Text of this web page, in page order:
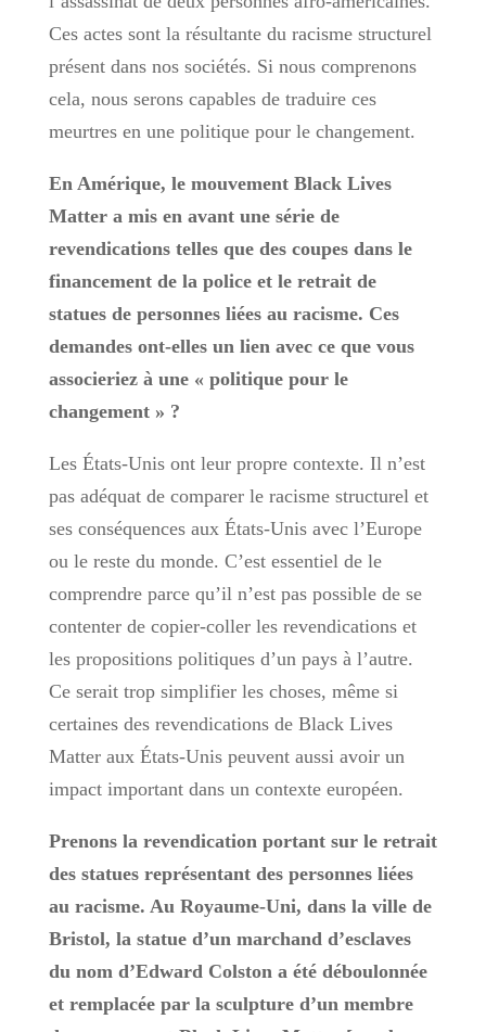
Ces actes sont la résultante du racisme structurel
présent dans nos sociétés. Si nous comprenons
cela, nous serons capables de traduire ces
meurtres en une politique pour le changement.
En Amérique, le mouvement Black Lives
Matter a mis en avant une série de
revendications telles que des coupes dans le
financement de la police et le retrait de
statues de personnes liées au racisme. Ces
demandes ont-elles un lien avec ce que vous
associeriez à une « politique pour le
changement » ?
Les États-Unis ont leur propre contexte. Il n’est
pas adéquat de comparer le racisme structurel et
ses conséquences aux États-Unis avec l’Europe
ou le reste du monde. C’est essentiel de le
comprendre parce qu’il n’est pas possible de se
contenter de copier-coller les revendications et
les propositions politiques d’un pays à l’autre.
Ce serait trop simplifier les choses, même si
certaines des revendications de Black Lives
Matter aux États-Unis peuvent aussi avoir un
impact important dans un contexte européen.
Prenons la revendication portant sur le retrait
des statues représentant des personnes liées
au racisme. Au Royaume-Uni, dans la ville de
Bristol, la statue d’un marchand d’esclaves
du nom d’Edward Colston a été déboulonnée
et remplacée par la sculpture d’un membre